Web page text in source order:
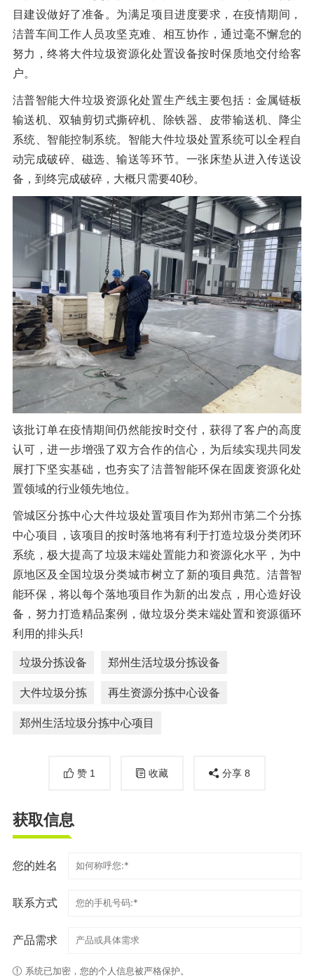
目建设做好了准备。为满足项目进度要求，在疫情期间，
洁普车间工作人员攻坚克难、相互协作，通过毫不懈怠的
努力，终将大件垃圾资源化处置设备按时保质地交付给客
户。
洁普智能大件垃圾资源化处置生产线主要包括：金属链板
输送机、双轴剪切式撕碎机、除铁器、皮带输送机、降尘
系统、智能控制系统。智能大件垃圾处置系统可以全程自
动完成破碎、磁选、输送等环节。一张床垫从进入传送设
备，到终完成破碎，大概只需要40秒。
该批订单在疫情期间仍然能按时交付，获得了客户的高度
认可，进一步增强了双方合作的信心，为后续实现共同发
展打下坚实基础，也夯实了洁普智能环保在固废资源化处
置领域的行业领先地位。
管城区分拣中心大件垃圾处置项目作为郑州市第二个分拣
中心项目，该项目的按时落地将有利于打造垃圾分类闭环
系统，极大提高了垃圾末端处置能力和资源化水平，为中
原地区及全国垃圾分类城市树立了新的项目典范。洁普智
能环保，将以每个落地项目作为新的出发点，用心造好设
备，努力打造精品案例，做垃圾分类末端处置和资源循环
利用的排头兵!
垃圾分拣设备 郑州生活垃圾分拣设备
大件垃圾分拣 再生资源分拣中心设备
郑州生活垃圾分拣中心项目
赞 1 收藏 分享 8
获取信息
您的姓名
联系方式
产品需求
系统已加密，您的个人信息被严格保护。